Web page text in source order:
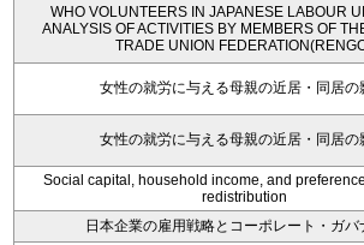
WHO VOLUNTEERS IN JAPANESE LABOUR
ANALYSIS OF ACTIVITIES BY MEMBERS OF
TRADE UNION
女性の就労に与える母親の近居・同居の
女性の就労に与える母親の近居・同居の
Social capital, household income, and
redistribution
日本企業の雇用戦略とコーポレート・ガバ